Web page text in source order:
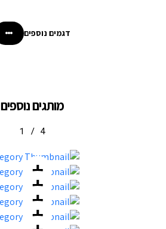
דגמים נוספים
מותגים נוספים
4
/
1